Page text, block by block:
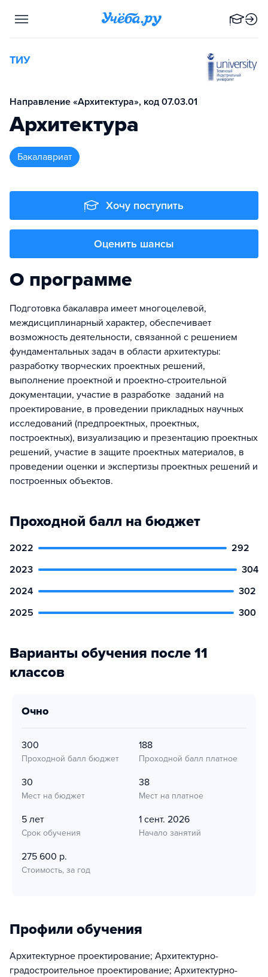
ТИУ
Направление «Архитектура», код 07.03.01
Архитектура
бакалавриат
Хочу поступить
Оценить шансы
О программе
Подготовка бакалавра имеет многоцелевой,
междисциплинарный характер, обеспечивает
возможность деятельности, связанной с решением
фундаментальных задач в области архитектуры:
разработку творческих проектных решений,
выполнение проектной и проектно-строительной
документации, участие в разработке заданий на
проектирование, в проведении прикладных научных
исследований (предпроектных, проектных,
построектных), визуализацию и презентацию проектных
решений, участие в защите проектных материалов, в
проведении оценки и экспертизы проектных решений и
построенных объектов.
Проходной балл на бюджет
2022
292
2023
304
2024
302
2025
300
Варианты обучения после 11
классов
очно
300
Проходной балл бюджет
188
Проходной балл платное
30
Мест на бюджет
38
Мест на платное
5 лет
Срок обучения
1 сент. 2026
Начало занятий
275 600 р.
Стоимость, за год
Профили обучения
Архитектурное проектирование; Архитектурно-
градостроительное проектирование; Архитектурно-